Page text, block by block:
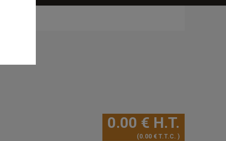
0.00 € H.T.
0.00 € T.T.C.